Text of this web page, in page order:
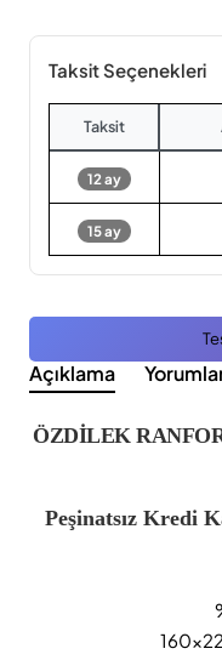
Taksit Seçenekleri
Taksit
12 ay
15 ay
Açıklama
ÖZDİLEK
Peşinatsız Kredi